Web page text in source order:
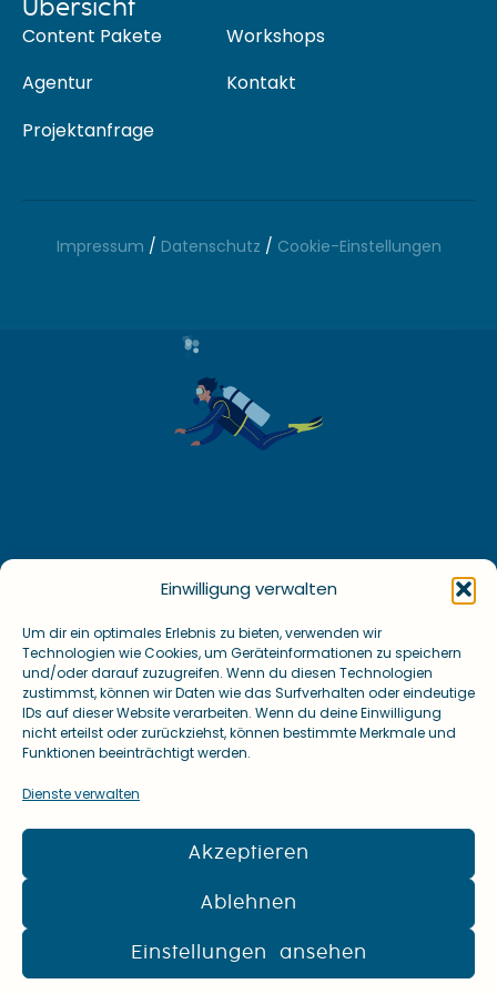
Einwilligung verwalten
Um dir ein optimales Erlebnis zu bieten, verwenden wir
Technologien wie Cookies, um Geräteinformationen zu speichern
und/oder darauf zuzugreifen. Wenn du diesen Technologien
zustimmst, können wir Daten wie das Surfverhalten oder eindeutige
IDs auf dieser Website verarbeiten. Wenn du deine Einwilligung
nicht erteilst oder zurückziehst, können bestimmte Merkmale und
Funktionen beeinträchtigt werden.
Dienste verwalten
Akzeptieren
Ablehnen
Einstellungen ansehen
Übersicht
Content Pakete
Workshops
Agentur
Kontakt
Projektanfrage
Impressum / Datenschutz / Cookie-Einstellungen